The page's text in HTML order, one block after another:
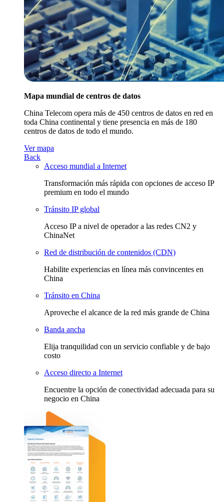
Mapa mundial de centros de datos
China Telecom opera más de 450 centros de datos en red en
toda China continental y tiene presencia en más de 180
centros de datos de todo el mundo.
Ver mapa
Back
Acceso mundial a Internet
Transformación más rápida con opciones de acceso IP
premium en todo el mundo
Tránsito IP global
Acceso IP a nivel de operador a las redes CN2 y
ChinaNet
Red de distribución de contenidos (CDN)
Habilite experiencias en línea más convincentes en
China
Tránsito en China
Aproveche el alcance de la red más grande de China
Banda ancha
Elija tranquilidad con un servicio confiable y de bajo
costo
Acceso directo a Internet
Encuentre la opción de conectividad adecuada para su
negocio en China